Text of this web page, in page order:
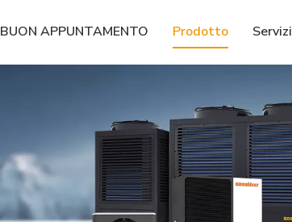
BUON APPUNTAMENTO Prodotto